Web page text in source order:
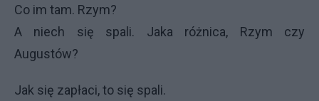
Co im tam. Rzym?
A niech się spali. Jaka różnica, Rzym czy
Augustów?
Jak się zapłaci, to się spali.